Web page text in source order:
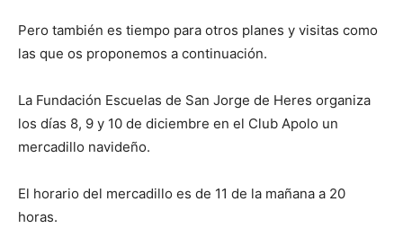
Pero también es tiempo para otros planes y visitas como
las que os proponemos a continuación.
La Fundación Escuelas de San Jorge de Heres organiza
los días 8, 9 y 10 de diciembre en el Club Apolo un
mercadillo navideño.
El horario del mercadillo es de 11 de la mañana a 20
horas.